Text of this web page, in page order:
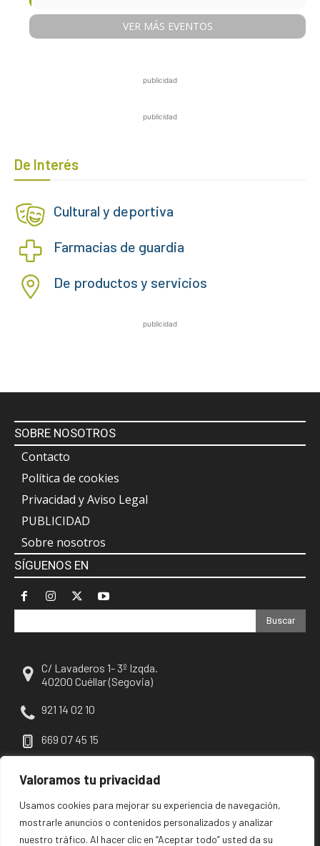
Valoramos tu privacidad
Usamos cookies para mejorar su experiencia de navegación,
mostrarle anuncios o contenidos personalizados y analizar
nuestro tráfico. Al hacer clic en “Aceptar todo” usted da su
VER MÁS EVENTOS
publicidad
publicidad
De Interés
Cultural y deportiva
Farmacias de guardia
De productos y servicios
publicidad
SOBRE NOSOTROS
Contacto
Política de cookies
Privacidad y Aviso Legal
PUBLICIDAD
Sobre nosotros
SÍGUENOS EN
Buscar
C/ Lavaderos 1- 3º Izqda.
40200 Cuéllar (Segovia)
921 14 02 10
669 07 45 15